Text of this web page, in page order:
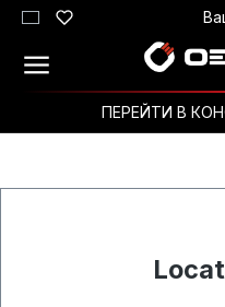
Перейти к основному
ПЕРЕЙТИ В